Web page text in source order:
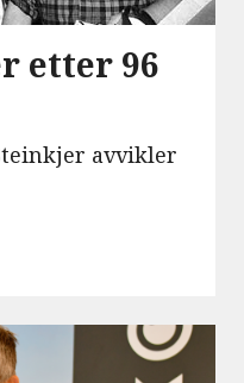
etter 96
avvikler